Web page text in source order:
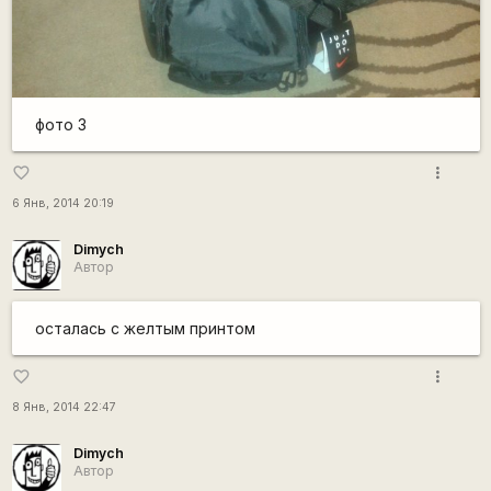
фото 3
favorite_border
6 Янв, 2014 20:19
more_vert
Dimych
Автор
осталась с желтым принтом
favorite_border
8 Янв, 2014 22:47
more_vert
Dimych
Автор